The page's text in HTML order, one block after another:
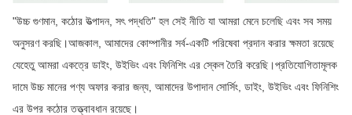
"উচ্চ গুণমান, কঠোর উত্পাদন, সৎ পদ্ধতি" হল সেই নীতি যা আমরা মেনে চলেছি এবং সব সময়
অনুসরণ করছি।আজকাল, আমাদের কোম্পানীর সর্ব-একটি পরিষেবা প্রদান করার ক্ষমতা রয়েছে
যেহেতু আমরা একত্রে ডাইং, উইভিং এবং ফিনিশিং এর স্কেল তৈরি করেছি।প্রতিযোগিতামূলক
দামে উচ্চ মানের পণ্য অফার করার জন্য, আমাদের উপাদান সোর্সিং, ডাইং, উইভিং এবং ফিনিশিং
এর উপর কঠোর তত্ত্বাবধান রয়েছে।